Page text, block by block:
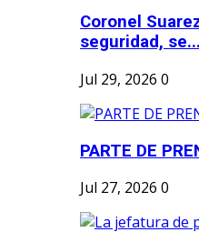
Coronel
seguridad, se...
Jul 29, 2026 0
PARTE DE
Jul 27, 2026 0